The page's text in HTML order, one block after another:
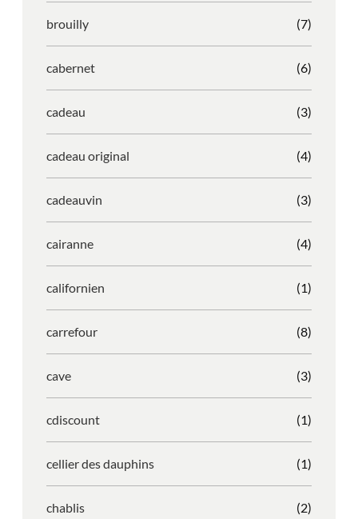
brouilly (7)
cabernet (6)
cadeau (3)
cadeau original (4)
cadeauvin (3)
cairanne (4)
californien (1)
carrefour (8)
cave (3)
cdiscount (1)
cellier des dauphins (1)
chablis (2)